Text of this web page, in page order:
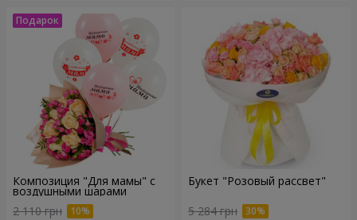
Композиция "Для мамы" с
воздушными шарами
2 110 грн
Букет "Розовый рассвет"
5 284 грн